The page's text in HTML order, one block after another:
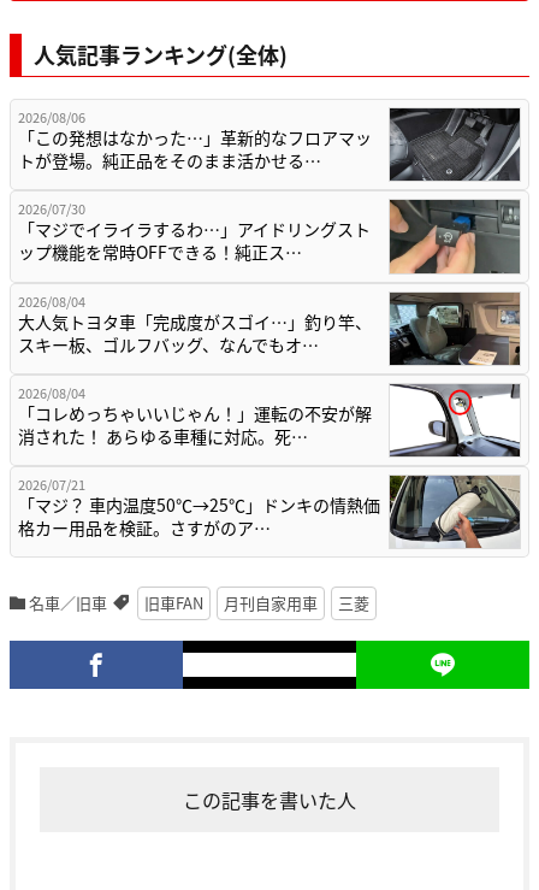
人気記事ランキング(全体)
2026/08/06
「この発想はなかった…」革新的なフロアマッ
トが登場。純正品をそのまま活かせる…
2026/07/30
「マジでイライラするわ…」アイドリングスト
ップ機能を常時OFFできる！純正ス…
2026/08/04
大人気トヨタ車「完成度がスゴイ…」釣り竿、
スキー板、ゴルフバッグ、なんでもオ…
2026/08/04
「コレめっちゃいいじゃん！」運転の不安が解
消された！ あらゆる車種に対応。死…
2026/07/21
「マジ？ 車内温度50℃→25℃」ドンキの情熱価
格カー用品を検証。さすがのア…
名車／旧車 旧車FAN 月刊自家用車 三菱
この記事を書いた人